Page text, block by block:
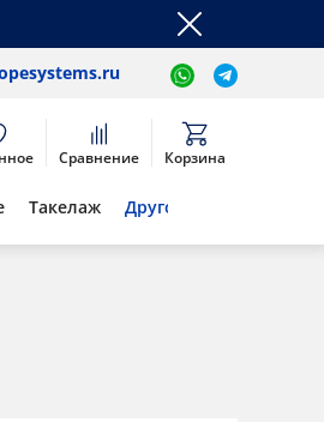
Сравнение Корзина
Такелаж Другое